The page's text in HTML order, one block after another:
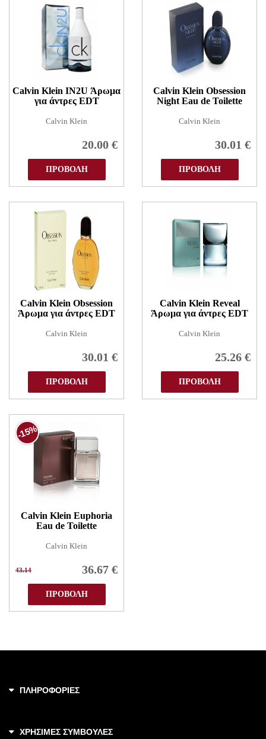
Calvin Klein IN2U Άρωμα
για άντρες EDT
Calvin Klein
20.00 €
ΠΡΟΒΟΛΗ
Calvin Klein Obsession
Night Eau de Toilette
Calvin Klein
30.01 €
ΠΡΟΒΟΛΗ
Calvin Klein Obsession
Άρωμα για άντρες EDT
Calvin Klein
30.01 €
ΠΡΟΒΟΛΗ
Calvin Klein Reveal
Άρωμα για άντρες EDT
Calvin Klein
25.26 €
ΠΡΟΒΟΛΗ
Calvin Klein Euphoria
Eau de Toilette
Calvin Klein
36.67 €
43.14
ΠΡΟΒΟΛΗ
-15%
ΠΛΗΡΟΦΟΡΙΕΣ
ΧΡΗΣΙΜΕΣ ΣΥΜΒΟΥΛΕΣ